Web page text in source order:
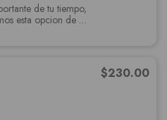
de tu tiempo,
esta opcion de
$230.00